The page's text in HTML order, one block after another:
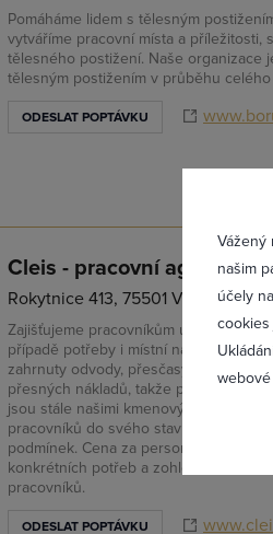
Vážený
našim
účely
cookies
Pomáháme lidem s tělesným
vytváříme pracovní místa a příležitosti,
tělesného postižení. Naše organizace
tělesným postižením v průběhu celého
ODESLAT POPTÁVKU
Cleis - pracovní agentura,
Rokytnice 413, 75501 Vsetín
Zajišťujeme pracovníkům ubytování a
případě potřeby i místní na
zahrnuty odvody, přesčasy a
přesných nákladů, takže platíte jen
jsou stále našimi kmenovými
pracovníků do svého stavu je možne
podmínek. Cena za personální službu
konkrétních potřeb a zohlednění
pracovníků.
ODESLAT POPTÁVKU